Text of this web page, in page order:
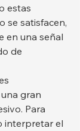
estas
se satisfacen,
en una señal
de
gran
Para
interpretar el